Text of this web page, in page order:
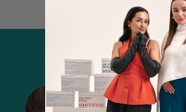
@sisters_stelmakh